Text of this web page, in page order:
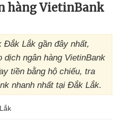
hàng VietinBank
Đắk Lắk gần đây nhất,
dịch ngân hàng VietinBank
tiền bằng hộ chiếu, tra
nhanh nhất tại Đắk Lắk.